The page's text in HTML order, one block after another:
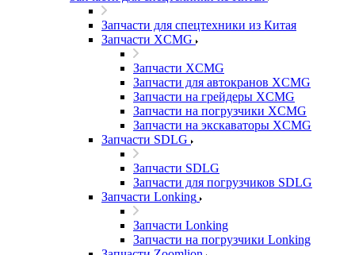
Запчасти для спецтехники из Китая
Запчасти XCMG
Запчасти XCMG
Запчасти для автокранов XCMG
Запчасти на грейдеры XCMG
Запчасти на погрузчики XCMG
Запчасти на экскаваторы XCMG
Запчасти SDLG
Запчасти SDLG
Запчасти для погрузчиков SDLG
Запчасти Lonking
Запчасти Lonking
Запчасти на погрузчики Lonking